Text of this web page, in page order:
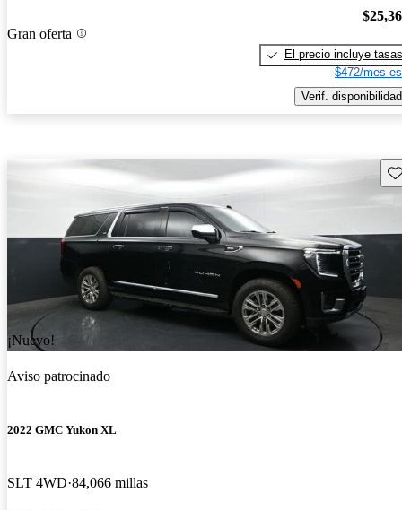
Gran oferta
El precio incluye tasas
$472/mes
Verif. disponibilidad
¡Nuevo!
Aviso patrocinado
2022 GMC Yukon XL
SLT 4WD 84,066 millas